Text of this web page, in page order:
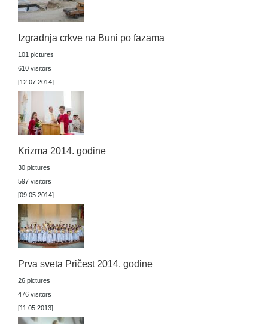
Izgradnja crkve na Buni po fazama
101 pictures
610 visitors
[12.07.2014]
Krizma 2014. godine
30 pictures
597 visitors
[09.05.2014]
Prva sveta Pričest 2014. godine
26 pictures
476 visitors
[11.05.2013]